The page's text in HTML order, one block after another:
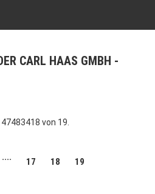
CARL HAAS GMBH
von 19.
.... 17 18 19